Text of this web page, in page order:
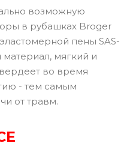
возможную
в рубашках Broger
пены SAS-
мягкий и
во время
- тем самым
от травм.